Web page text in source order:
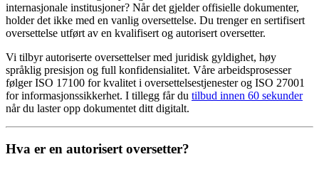
internasjonale institusjoner? Når det gjelder offisielle dokumenter,
holder det ikke med en vanlig oversettelse. Du trenger en sertifisert
oversettelse utført av en kvalifisert og autorisert oversetter.
Vi tilbyr autoriserte oversettelser med juridisk gyldighet, høy
språklig presisjon og full konfidensialitet. Våre arbeidsprosesser
følger ISO 17100 for kvalitet i oversettelsestjenester og ISO 27001
for informasjonssikkerhet. I tillegg får du tilbud innen 60 sekunder
når du laster opp dokumentet ditt digitalt.
Hva er en autorisert oversetter?